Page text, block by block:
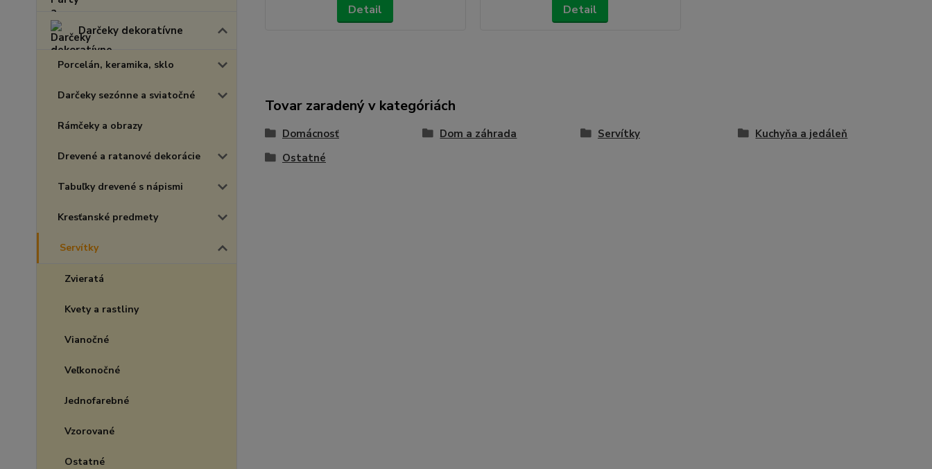
Darčeky dekoratívne
Porcelán, keramika, sklo
Darčeky sezónne a sviatočné
Rámčeky a obrazy
Drevené a ratanové dekorácie
Tabuľky drevené s nápismi
Kresťanské predmety
Servítky
Zvieratá
Kvety a rastliny
Vianočné
Veľkonočné
Jednofarebné
Vzorované
Ostatné
Detail Detail
Tovar zaradený v kategóriách
Domácnosť Dom a záhrada Servítky
Kuchyňa a jedáleň
Ostatné